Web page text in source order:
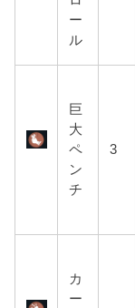
ー
ル
巨
大
ペ
ン
チ
3
カ
ー